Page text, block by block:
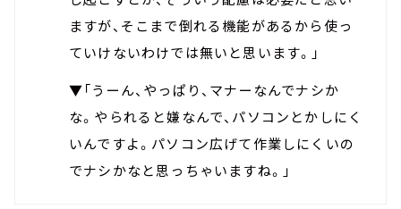
ますが、そこまで倒れる機能があるから使っ
ていけないわけでは無いと思います。」
▼「うーん、やっぱり、マナーなんでナシか
な。やられると嫌なんで、パソコンとかしにく
いんですよ。パソコン広げて作業しにくいの
でナシかなと思っちゃいますね。」